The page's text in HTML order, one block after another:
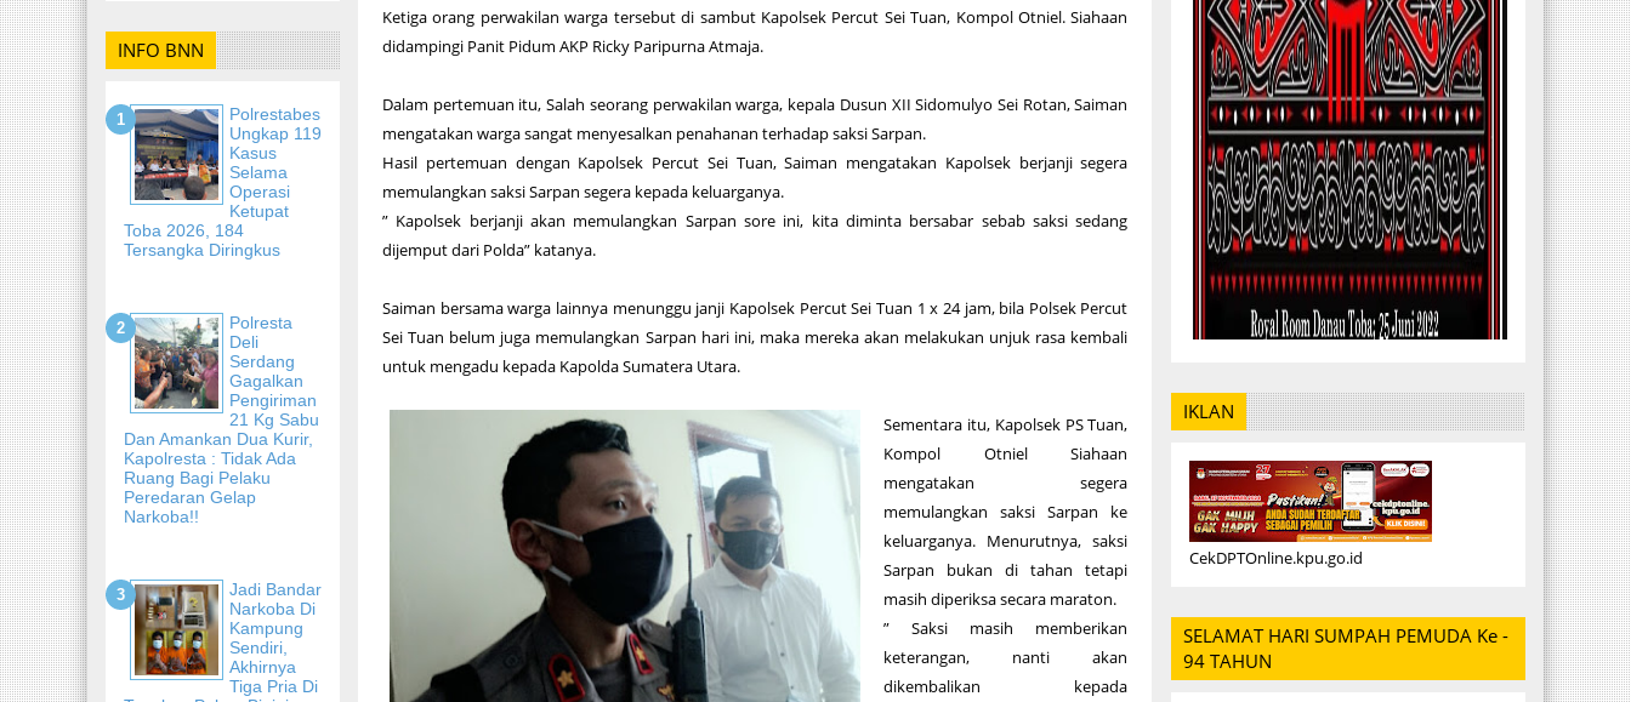
INFO BNN
Polrestabes
Ungkap 119
Kasus
Selama
Operasi
Ketupat
Toba 2026, 184
Tersangka Diringkus
Polresta
Deli
Serdang
Gagalkan
Pengiriman
21 Kg Sabu
Dan Amankan Dua Kurir,
Kapolresta : Tidak Ada
Ruang Bagi Pelaku
Peredaran Gelap
Narkoba!!
Jadi Bandar
Narkoba Di
Kampung
Sendiri,
Akhirnya
Tiga Pria Di
Ketiga orang perwakilan warga tersebut di sambut Kapolsek Percut Sei Tuan, Kompol Otniel. Siahaan
didampingi Panit Pidum AKP Ricky Paripurna Atmaja.
Dalam pertemuan itu, Salah seorang perwakilan warga, kepala Dusun XII Sidomulyo Sei Rotan, Saiman
mengatakan warga sangat menyesalkan penahanan terhadap saksi Sarpan.
Hasil pertemuan dengan Kapolsek Percut Sei Tuan, Saiman mengatakan Kapolsek berjanji segera
memulangkan saksi Sarpan segera kepada keluarganya.
” Kapolsek berjanji akan memulangkan Sarpan sore ini, kita diminta bersabar sebab saksi sedang
dijemput dari Polda” katanya.
Saiman bersama warga lainnya menunggu janji Kapolsek Percut Sei Tuan 1 x 24 jam, bila Polsek Percut
Sei Tuan belum juga memulangkan Sarpan hari ini, maka mereka akan melakukan unjuk rasa kembali
untuk mengadu kepada Kapolda Sumatera Utara.
Sementara itu, Kapolsek PS Tuan,
Kompol Otniel Siahaan
mengatakan segera
memulangkan saksi Sarpan ke
keluarganya. Menurutnya, saksi
Sarpan bukan di tahan tetapi
masih diperiksa secara maraton.
” Saksi masih memberikan
keterangan, nanti akan
dikembalikan kepada
IKLAN
CekDPTOnline.kpu.go.id
SELAMAT HARI SUMPAH PEMUDA Ke -
94 TAHUN